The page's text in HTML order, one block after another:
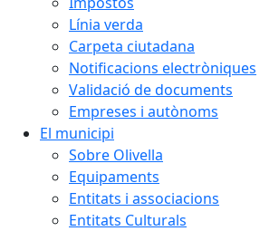
Línia verda
Carpeta ciutadana
Notificacions electròniques
Validació de documents
Empreses i autònoms
El municipi
Sobre Olivella
Equipaments
Entitats i associacions
Entitats Culturals